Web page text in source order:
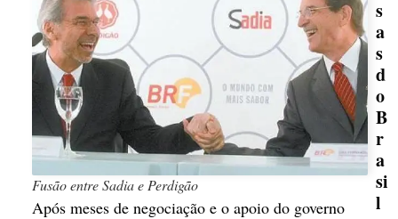
Fusão entre Sadia e Perdigão
Após meses de negociação e o apoio do governo
s
a
s
d
o
B
r
a
si
l